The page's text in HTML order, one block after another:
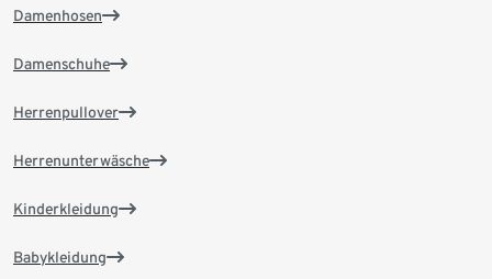
Damenhosen
Damenschuhe
Herrenpullover
Herrenunterwäsche
Kinderkleidung
Babykleidung